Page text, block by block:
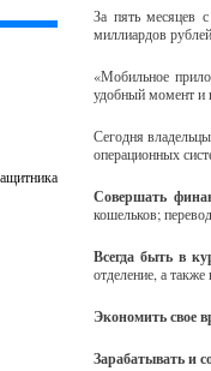
За пять месяцев
миллиардов
«Мобильное
удобный момент и
Сегодня
операционных
Совершать
кошельков;
Всегда быть в
отделение, а
Экономить свое
Зарабатывать и